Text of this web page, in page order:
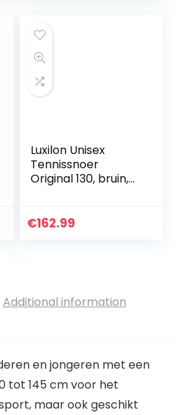
Luxilon Unisex
Tennissnoer
Original 130, bruin,
WRZ990900AMB
€162.99
Additional information
en jongeren met een
tot 145 cm voor het
maar ook geschikt